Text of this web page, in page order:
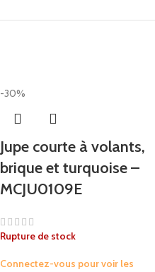
-30%
Jupe courte à volants,
brique et turquoise –
MCJU0109E
Rupture de stock
Connectez-vous pour voir les